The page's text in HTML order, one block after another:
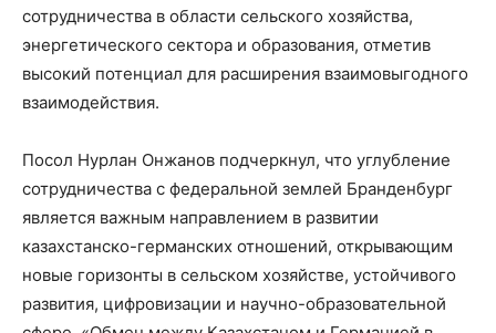
сотрудничества в области сельского хозяйства,
энергетического сектора и образования, отметив
высокий потенциал для расширения взаимовыгодного
взаимодействия.
Посол Нурлан Онжанов подчеркнул, что углубление
сотрудничества с федеральной землей Бранденбург
является важным направлением в развитии
казахстанско-германских отношений, открывающим
новые горизонты в сельском хозяйстве, устойчивого
развития, цифровизации и научно-образовательной